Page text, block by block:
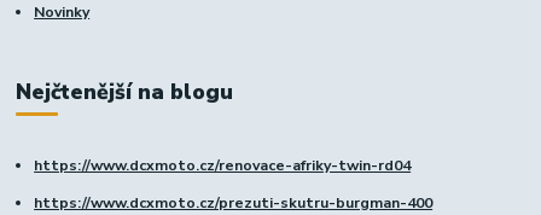
Novinky
Nejčtenější na blogu
https://www.dcxmoto.cz/renovace-afriky-twin-rd04
https://www.dcxmoto.cz/prezuti-skutru-burgman-400